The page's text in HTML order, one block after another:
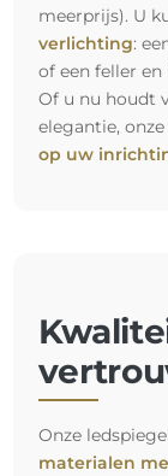
meerprijs). U
verlichting:
of een feller
Of u nu houdt
elegantie,
op uw
Onze
materialen